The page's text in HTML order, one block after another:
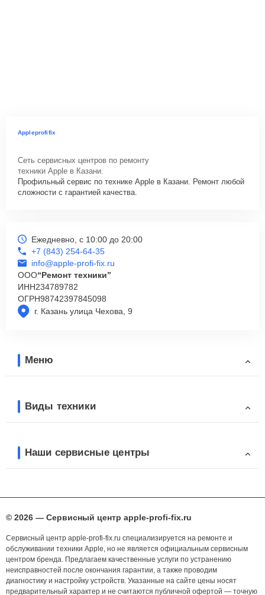
Appleprofifix
Сеть сервисных центров по ремонту
техники Apple в Казани.
Профильный сервис по технике Apple в Казани. Ремонт любой
сложности с гарантией качества.
г. Казань улица Чехова, 9
Ежедневно, с 10:00 до 20:00
+7 (843) 254-64-35
info@apple-profi-fix.ru
ООО“Ремонт техники”
ИНН234789782
ОГРН98742397845098
Меню
Виды техники
Наши сервисные центры
© 2026 — Сервисный центр apple-profi-fix.ru
Сервисный центр apple-profi-fix.ru специализируется на ремонте и
обслуживании техники Apple, но не является официальным сервисным
центром бренда. Предлагаем качественные услуги по устранению
неисправностей после окончания гарантии, а также проводим
диагностику и настройку устройств. Указанные на сайте цены носят
предварительный характер и не считаются публичной офертой — точную